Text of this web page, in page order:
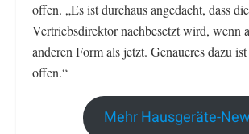
offen. „Es ist durchaus angedacht, dass
Vertriebsdirektor nachbesetzt wird, wenn
anderen Form als jetzt. Genaueres dazu
offen.“
Mehr Hausgeräte-